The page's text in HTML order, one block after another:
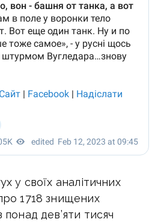
у своїх аналітичних
1718 знищених
понад дев’яти тисяч